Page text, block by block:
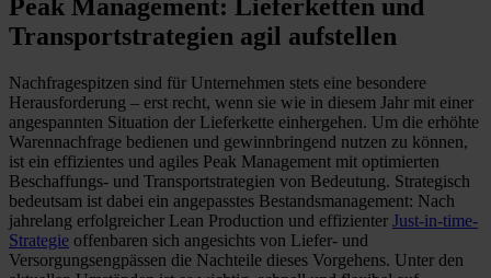
Peak Management: Lieferketten und
Transportstrategien agil aufstellen
Nachfragespitzen sind für Unternehmen stets eine besondere
Herausforderung – erst recht, wenn sie wie in diesem Jahr mit einer
angespannten Situation der Lieferkette einhergehen. Um die erhöhte
Warennachfrage bedienen und gewinnbringend nutzen zu können,
ist ein effizientes und agiles Peak Management mit optimierten
Beschaffungs- und Transportstrategien von Bedeutung. Strategisch
bedeutsam ist dabei ein angepasstes Bestandsmanagement: Nach
jahrelang erfolgreicher Lean Production und effizienter Just-in-time-
Strategie offenbaren sich angesichts von Liefer- und
Versorgungsengpässen die Nachteile dieses Vorgehens. Unter den